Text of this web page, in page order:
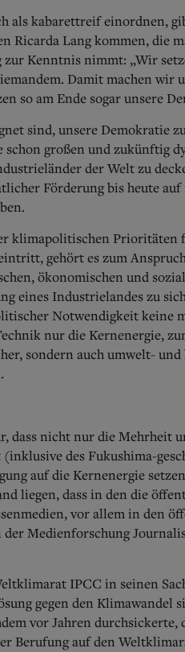
als kabarettreif einordnen,
Ricarda Lang kommen, die
zur Kenntnis nimmt: „Wir
Damit machen wir
so am Ende sogar unsere
sind, unsere Demokratie
schon großen und zukünftig
der Welt zu
Förderung bis heute auf
klimapolitischen Prioritäten
gehört es zum
ökonomischen und
eines Industrielandes zu
Notwendigkeit keine
nur die Kernenergie,
sondern auch umwelt-
dass nicht nur die Mehrheit
des Fuku­shima-
auf die Kernenergie
liegen, dass in den die
vor allem in den
der Medienforschung
IPCC in seinen
gegen den Klimawandel
vor Jahren durchsickerte,
Berufung auf den